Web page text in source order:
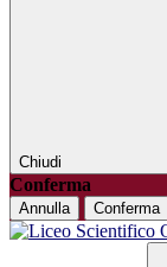
Chiudi
Conferma
Annulla Conferma